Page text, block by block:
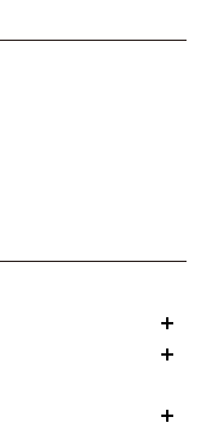
開く
開く
開く